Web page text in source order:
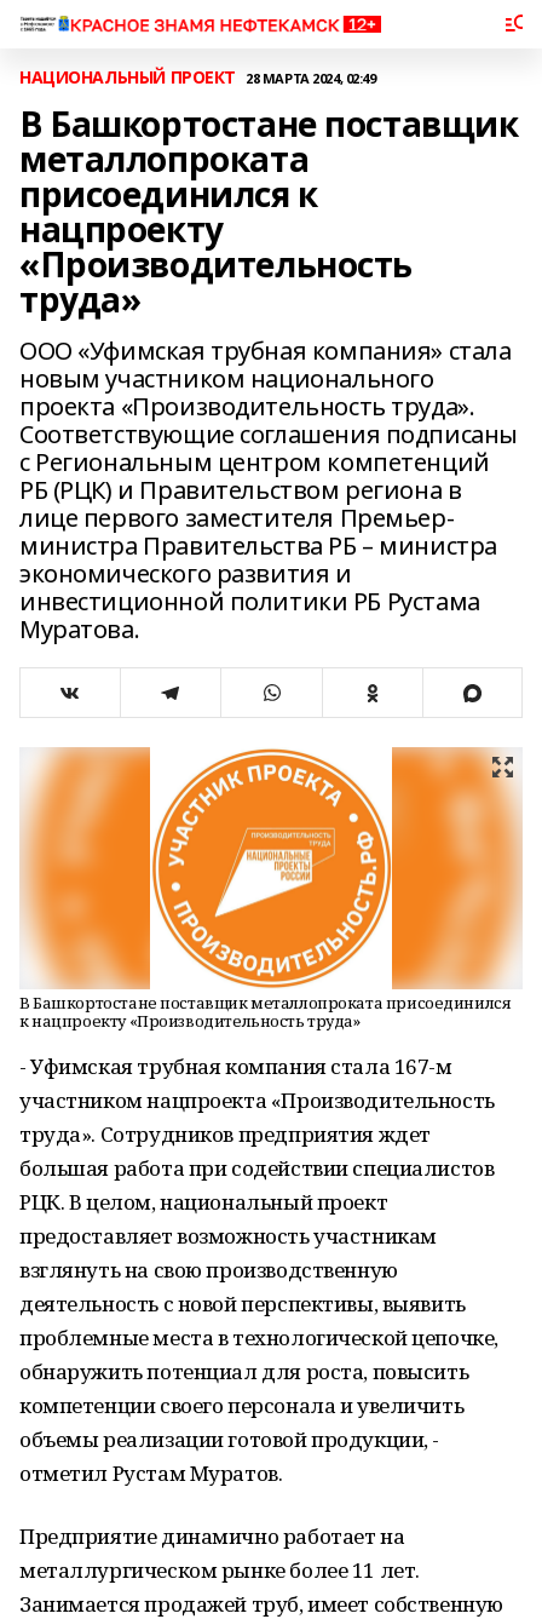
НАЦИОНАЛЬНЫЙ ПРОЕКТ 28 МАРТА 2024, 02:49
В Башкортостане поставщик
металлопроката
присоединился к
нацпроекту
«Производительность
труда»
ООО «Уфимская трубная компания» стала
новым участником национального
проекта «Производительность труда».
Соответствующие соглашения подписаны
с Региональным центром компетенций
РБ (РЦК) и Правительством региона в
лице первого заместителя Премьер-
министра Правительства РБ – министра
экономического развития и
инвестиционной политики РБ Рустама
Муратова.
В Башкортостане поставщик металлопроката присоединился
к нацпроекту «Производительность труда»
- Уфимская трубная компания стала 167-м
участником нацпроекта «Производительность
труда». Сотрудников предприятия ждет
большая работа при содействии специалистов
РЦК. В целом, национальный проект
предоставляет возможность участникам
взглянуть на свою производственную
деятельность с новой перспективы, выявить
проблемные места в технологической цепочке,
обнаружить потенциал для роста, повысить
компетенции своего персонала и увеличить
объемы реализации готовой продукции, -
отметил Рустам Муратов.
Предприятие динамично работает на
металлургическом рынке более 11 лет.
Занимается продажей труб, имеет собственную